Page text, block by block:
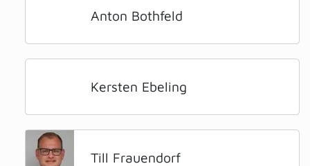
Anton Bothfeld
Kersten Ebeling
Till Frauendorf